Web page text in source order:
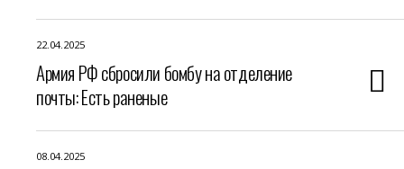
22.04.2025
Армия РФ сбросили бомбу на отделение
почты: Есть раненые
08.04.2025